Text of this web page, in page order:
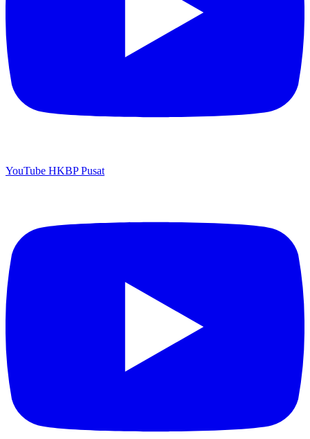
YouTube HKBP Pusat